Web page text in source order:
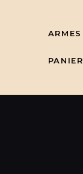
ARMES
PANIER